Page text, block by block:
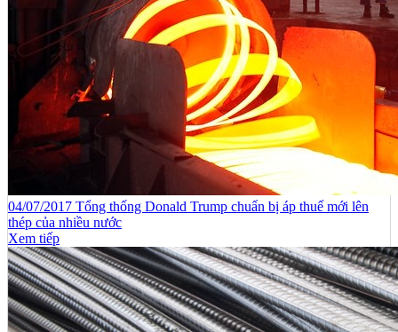
04/07/2017 Tổng thống Donald Trump chuẩn bị áp thuế mới lên
thép của nhiều nước
Xem tiếp